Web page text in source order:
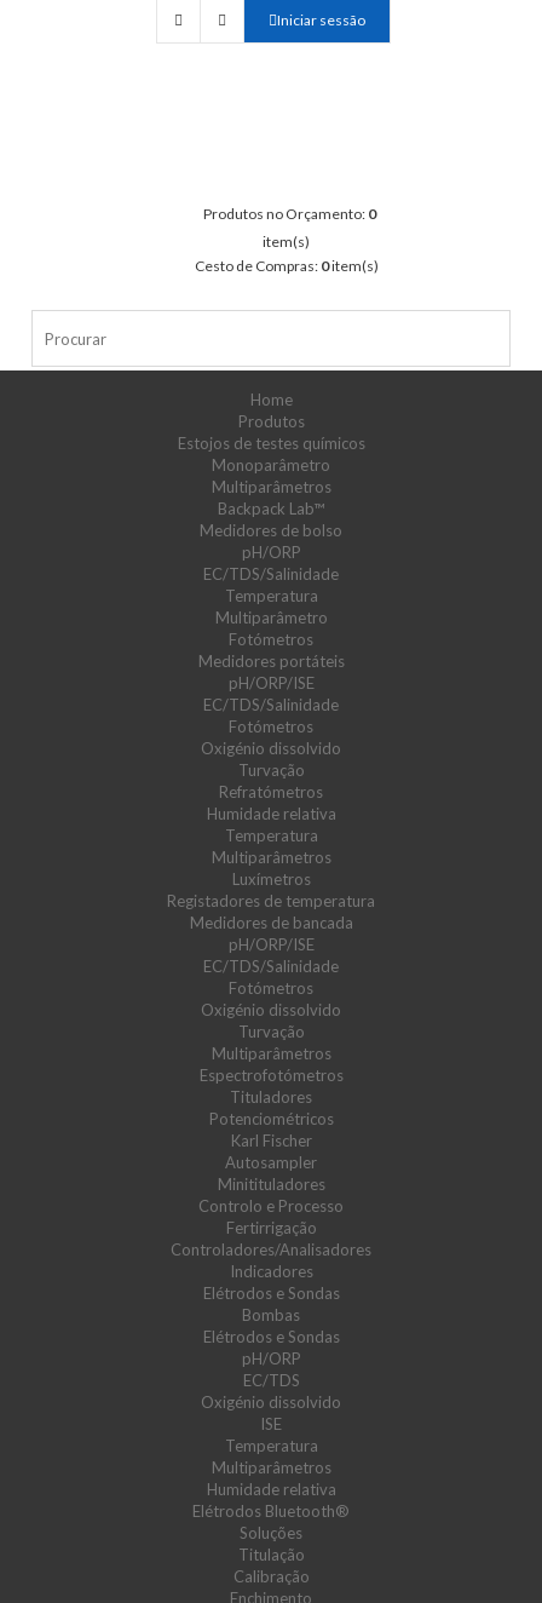
Iniciar sessão
Produtos no Orçamento: 0
item(s)
Cesto de Compras: 0item(s)
Home
Produtos
Estojos de testes químicos
Monoparâmetro
Multiparâmetros
Backpack Lab™
Medidores de bolso
pH/ORP
EC/TDS/Salinidade
Temperatura
Multiparâmetro
Fotómetros
Medidores portáteis
pH/ORP/ISE
EC/TDS/Salinidade
Fotómetros
Oxigénio dissolvido
Turvação
Refratómetros
Humidade relativa
Temperatura
Multiparâmetros
Luxímetros
Registadores de temperatura
Medidores de bancada
pH/ORP/ISE
EC/TDS/Salinidade
Fotómetros
Oxigénio dissolvido
Turvação
Multiparâmetros
Espectrofotómetros
Tituladores
Potenciométricos
Karl Fischer
Autosampler
Minitituladores
Controlo e Processo
Fertirrigação
Controladores/Analisadores
Indicadores
Elétrodos e Sondas
Bombas
Elétrodos e Sondas
pH/ORP
EC/TDS
Oxigénio dissolvido
ISE
Temperatura
Multiparâmetros
Humidade relativa
Elétrodos Bluetooth®
Soluções
Titulação
Calibração
Enchimento